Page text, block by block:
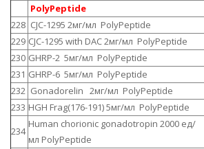
PolyPeptide
228 CJC-1295 2мг/мл PolyPeptide
229 CJC-1295 with DAC 2мг/мл PolyPeptide
230 GHRP-2 5мг/мл PolyPeptide
231 GHRP-6 5мг/мл PolyPeptide
232 Gonadorelin 2мг/мл PolyPeptide
233 HGH Frag(176-191) 5мг/мл PolyPeptide
234
Human chorionic gonadotropin 2000 ед/
мл PolyPeptide